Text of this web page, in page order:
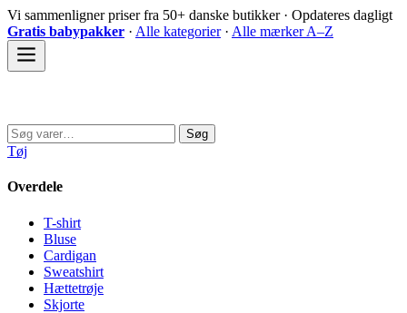
Spring
til
indhold
Vi sammenligner priser fra 50+ danske butikker · Opdateres dagligt
Gratis babypakker · Alle kategorier· Alle mærker A–Z
Søg
efter:
Søg
Tøj
Overdele
T-shirt
Bluse
Cardigan
Sweatshirt
Hættetrøje
Skjorte